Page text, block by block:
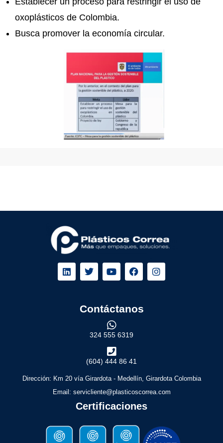
oxoplásticos de Colombia.
Busca promover la economía circular.
Contáctanos
324 555 6319
(604) 444 86 41
Dirección: Km 20 vía Girardota - Medellín, Girardota Colombia
Email: servicliente@plasticoscorrea.com
Certificaciones